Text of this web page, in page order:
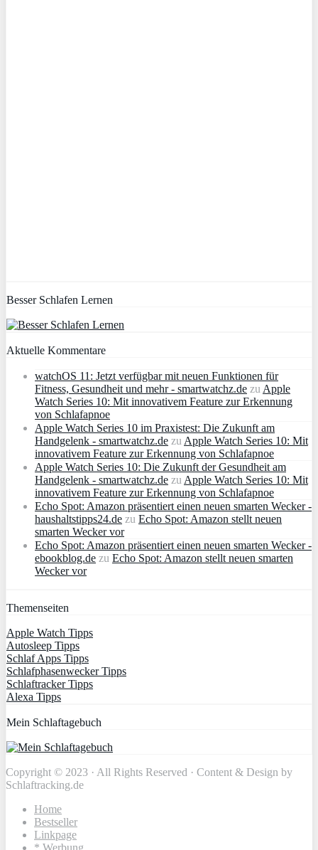
Besser Schlafen Lernen
Aktuelle Kommentare
watchOS 11: Jetzt verfügbar mit neuen Funktionen für
Fitness, Gesundheit und mehr - smartwatchz.de zu Apple
Watch Series 10: Mit innovativem Feature zur Erkennung
von Schlafapnoe
Apple Watch Series 10 im Praxistest: Die Zukunft am
Handgelenk - smartwatchz.de zu Apple Watch Series 10: Mit
innovativem Feature zur Erkennung von Schlafapnoe
Apple Watch Series 10: Die Zukunft der Gesundheit am
Handgelenk - smartwatchz.de zu Apple Watch Series 10: Mit
innovativem Feature zur Erkennung von Schlafapnoe
Echo Spot: Amazon präsentiert einen neuen smarten Wecker -
haushaltstipps24.de zu Echo Spot: Amazon stellt neuen
smarten Wecker vor
Echo Spot: Amazon präsentiert einen neuen smarten Wecker -
ebookblog.de zu Echo Spot: Amazon stellt neuen smarten
Wecker vor
Themenseiten
Apple Watch Tipps
Autosleep Tipps
Schlaf Apps Tipps
Schlafphasenwecker Tipps
Schlaftracker Tipps
Alexa Tipps
Mein Schlaftagebuch
Copyright © 2023 · All Rights Reserved · Content & Design by
Schlaftracking.de
Home
Bestseller
Linkpage
* Werbung